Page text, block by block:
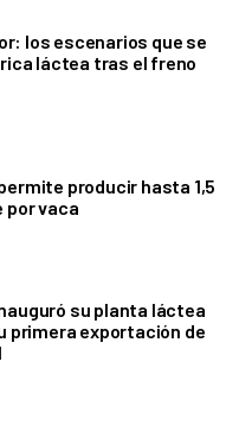
los escenarios que se
láctea tras el freno
producir hasta 1,5
por vaca
su planta láctea
primera exportación de